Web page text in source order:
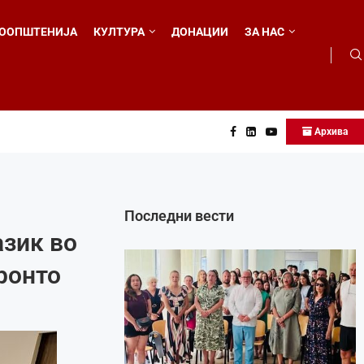
КУЛТУРА ДОНАЦИИ ЗА НАС
Архива
во
Последни вести